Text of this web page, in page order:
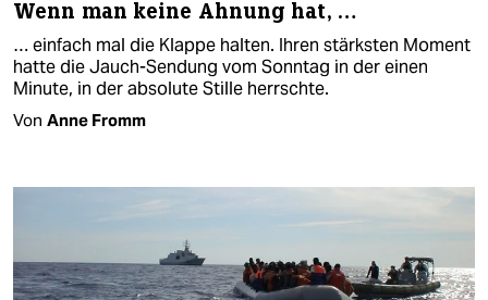
Wenn man keine Ahnung hat, …
… einfach mal die Klappe halten. Ihren stärksten Moment
hatte die Jauch-Sendung vom Sonntag in der einen
Minute, in der absolute Stille herrschte.
Von Anne Fromm